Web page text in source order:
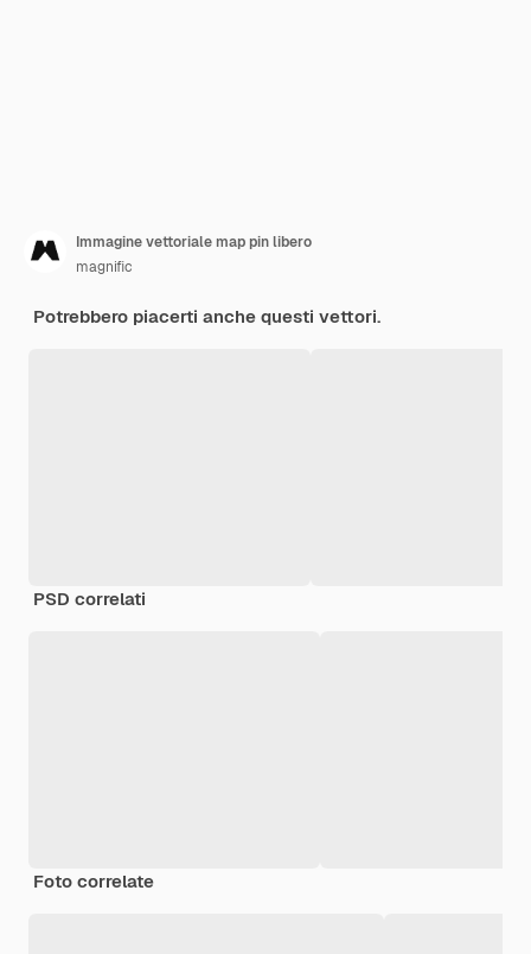
Immagine vettoriale map pin libero
magnific
Potrebbero piacerti anche questi vettori.
PSD correlati
Foto correlate